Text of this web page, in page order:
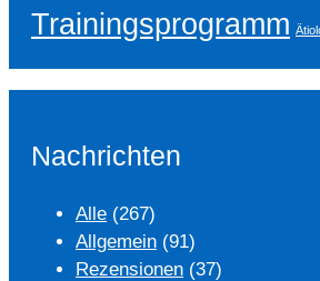
Trainingsprogramm
Nachrichten
Alle (267)
Allgemein (91)
Rezensionen (37)